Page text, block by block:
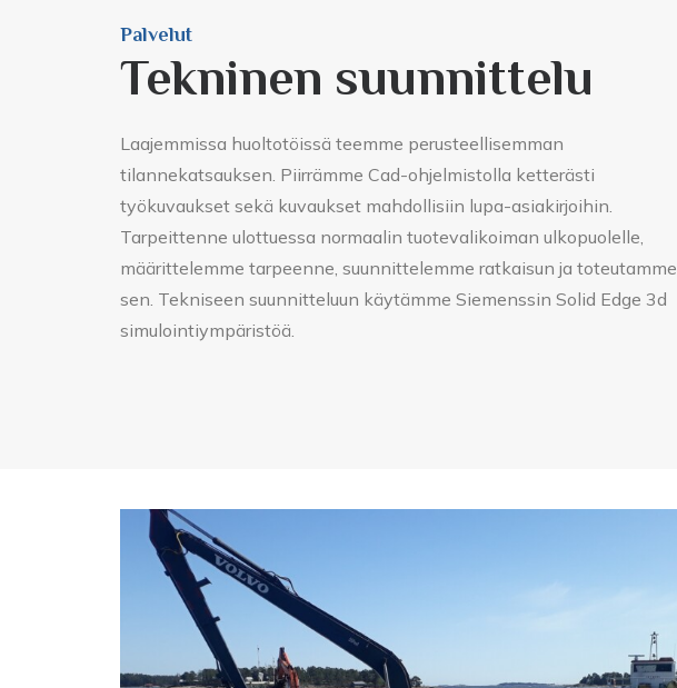
Palvelut
Tekninen suunnittelu
Laajemmissa huoltotöissä teemme perusteellisemman
tilannekatsauksen. Piirrämme Cad-ohjelmistolla ketterästi
työkuvaukset sekä kuvaukset mahdollisiin lupa-asiakirjoihin.
Tarpeittenne ulottuessa normaalin tuotevalikoiman ulkopuolelle,
määrittelemme tarpeenne, suunnittelemme ratkaisun ja toteutamme
sen. Tekniseen suunnitteluun käytämme Siemenssin Solid Edge 3d
simulointiympäristöä.